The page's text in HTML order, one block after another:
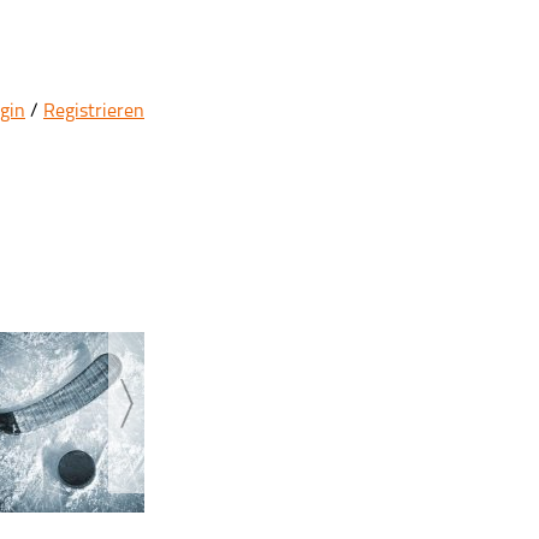
/ Registrieren